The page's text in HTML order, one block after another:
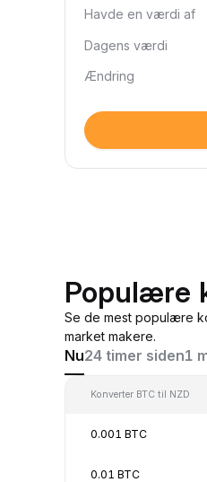
Havde en værdi af
Dagens værdi
Ændring
Populære
Se de mest populære
market makere.
Nu24 timer siden1
Konverter BTC til NZD
0.001 BTC
0.01 BTC